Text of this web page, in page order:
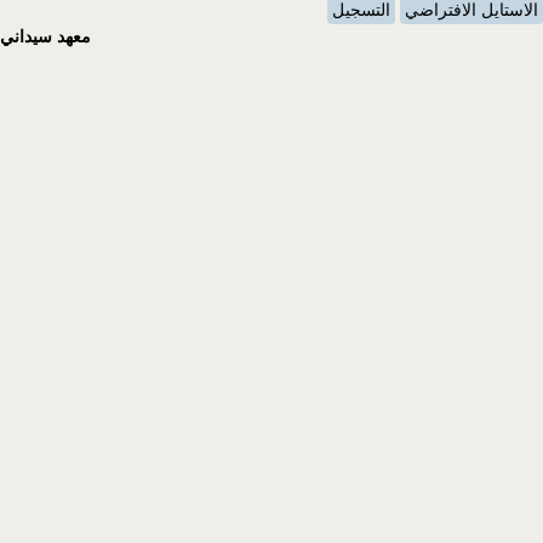
الاستايل الافتراضي
التسجيل
معهد سيداني